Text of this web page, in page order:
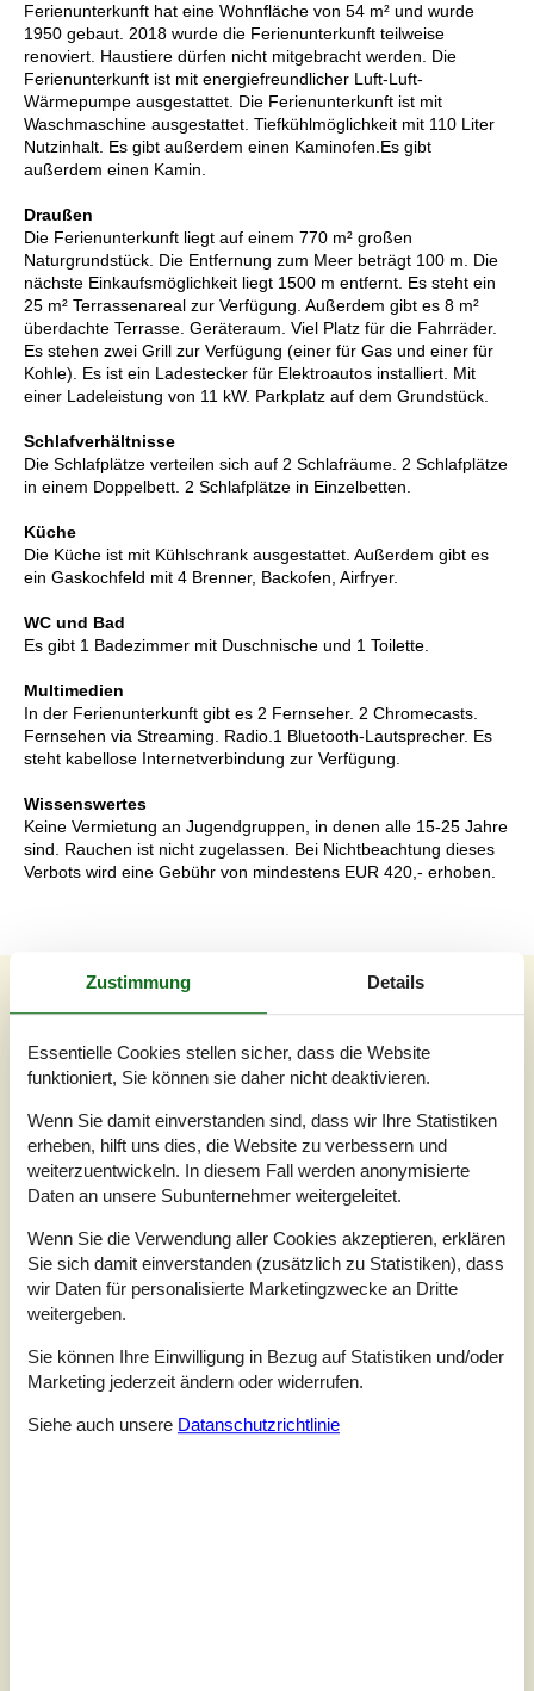
Ferienunterkunft hat eine Wohnfläche von 54 m² und wurde
1950 gebaut. 2018 wurde die Ferienunterkunft teilweise
renoviert. Haustiere dürfen nicht mitgebracht werden. Die
Ferienunterkunft ist mit energiefreundlicher Luft-Luft-
Wärmepumpe ausgestattet. Die Ferienunterkunft ist mit
Waschmaschine ausgestattet. Tiefkühlmöglichkeit mit 110 Liter
Nutzinhalt. Es gibt außerdem einen Kaminofen.Es gibt
außerdem einen Kamin.
Draußen
Die Ferienunterkunft liegt auf einem 770 m² großen
Naturgrundstück. Die Entfernung zum Meer beträgt 100 m. Die
nächste Einkaufsmöglichkeit liegt 1500 m entfernt. Es steht ein
25 m² Terrassenareal zur Verfügung. Außerdem gibt es 8 m²
überdachte Terrasse. Geräteraum. Viel Platz für die Fahrräder.
Es stehen zwei Grill zur Verfügung (einer für Gas und einer für
Kohle). Es ist ein Ladestecker für Elektroautos installiert. Mit
einer Ladeleistung von 11 kW. Parkplatz auf dem Grundstück.
Schlafverhältnisse
Die Schlafplätze verteilen sich auf 2 Schlafräume. 2 Schlafplätze
in einem Doppelbett. 2 Schlafplätze in Einzelbetten.
Küche
Die Küche ist mit Kühlschrank ausgestattet. Außerdem gibt es
ein Gaskochfeld mit 4 Brenner, Backofen, Airfryer.
WC und Bad
Es gibt 1 Badezimmer mit Duschnische und 1 Toilette.
Multimedien
In der Ferienunterkunft gibt es 2 Fernseher. 2 Chromecasts.
Fernsehen via Streaming. Radio.1 Bluetooth-Lautsprecher. Es
steht kabellose Internetverbindung zur Verfügung.
Wissenswertes
Keine Vermietung an Jugendgruppen, in denen alle 15-25 Jahre
sind. Rauchen ist nicht zugelassen. Bei Nichtbeachtung dieses
Verbots wird eine Gebühr von mindestens EUR 420,- erhoben.
Externe Bewertungen
4,3
Preis-Leistung:
4,0
Lage:
4,0
Zustimmung Details
Essentielle Cookies stellen sicher, dass die Website
funktioniert, Sie können sie daher nicht deaktivieren.
Wenn Sie damit einverstanden sind, dass wir Ihre Statistiken
erheben, hilft uns dies, die Website zu verbessern und
weiterzuentwickeln. In diesem Fall werden anonymisierte
Daten an unsere Subunternehmer weitergeleitet.
Wenn Sie die Verwendung aller Cookies akzeptieren, erklären
Sie sich damit einverstanden (zusätzlich zu Statistiken), dass
wir Daten für personalisierte Marketingzwecke an Dritte
weitergeben.
Sie können Ihre Einwilligung in Bezug auf Statistiken und/oder
Marketing jederzeit ändern oder widerrufen.
Siehe auch unsere Datanschutzrichtlinie